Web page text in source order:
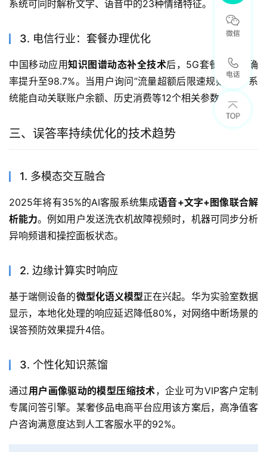
系统可同时解析文字、语音中的23种情绪特征。
3. 电信行业：套餐办理优化
中国移动应用知识图谱动态补全技术后，5G套餐咨询准确
率提升至98.7%。当用户询问”流量超额后限速规则”时，系
统能自动关联账户余额、历史消费等12个相关参数。
三、误答率持续优化的技术趋势
1. 多模态交互融合
2025年将有35%的AI客服系统集成语音+文字+图像联合解
析能力。例如用户发送洗衣机故障视频时，机器可同步分析
异响频谱和操控面板状态。
2. 边缘计算实时响应
基于端侧设备的微型化语义模型正在兴起。华为实验室数据
显示，本地化处理的响应延迟降低80%，对网络中断场景的
误答预防效果提升4倍。
3. 个性化知识蒸馏
通过用户画像驱动的模型压缩技术，企业可为VIP客户定制
专属问答引擎。某奢侈品电商平台应用该方案后，高净值客
户咨询满意度达到人工客服水平的92%。